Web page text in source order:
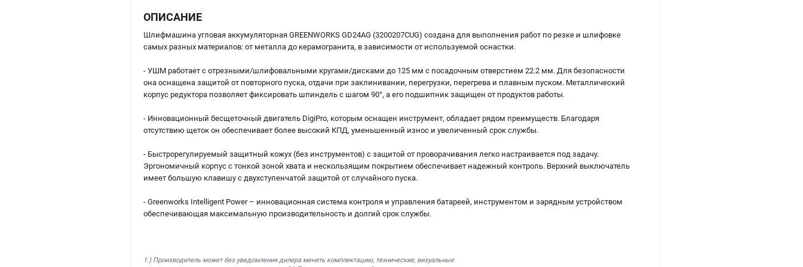
ОПИСАНИЕ
Шлифмашина угловая аккумуляторная GREENWORKS GD24AG (3200207CUG) создана для выполнения работ по резке и шлифовке
самых разных материалов: от металла до керамогранита, в зависимости от используемой оснастки.
- УШМ работает с отрезными/шлифовальными кругами/дисками до 125 мм с посадочным отверстием 22.2 мм. Для безопасности
она оснащена защитой от повторного пуска, отдачи при заклинивании, перегрузки, перегрева и плавным пуском. Металлический
корпус редуктора позволяет фиксировать шпиндель с шагом 90°, а его подшипник защищен от продуктов работы.
- Инновационный бесщеточный двигатель DigiPro, которым оснащен инструмент, обладает рядом преимуществ. Благодаря
отсутствию щеток он обеспечивает более высокий КПД, уменьшенный износ и увеличенный срок службы.
- Быстрорегулируемый защитный кожух (без инструментов) с защитой от проворачивания легко настраивается под задачу.
Эргономичный корпус с тонкой зоной хвата и нескользящим покрытием обеспечивает надежный контроль. Верхний выключатель
имеет большую клавишу с двухступенчатой защитой от случайного пуска.
- Greenworks Intelligent Power – инновационная система контроля и управления батареей, инструментом и зарядным устройством
обеспечивающая максимальную производительность и долгий срок службы.
1.) Производитель может без уведомления дилера менять комплектацию, технические, визуальные